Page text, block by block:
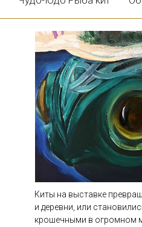
Киты на выставке
и деревни, или
крошечными в огромном
«Василиса, Алладин
и мартовский заяц»